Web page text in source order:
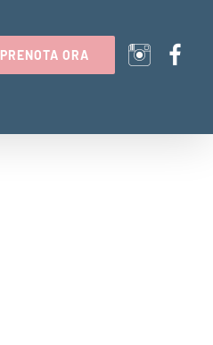
PRENOTA ORA